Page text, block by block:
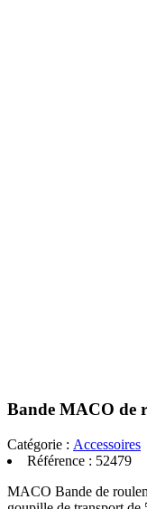
Bande MACO de
Catégorie : Accessoires
Référence : 52479
MACO Bande de